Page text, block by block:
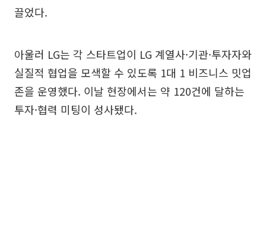
끌었다.
아울러 LG는 각 스타트업이 LG 계열사·기관·투자자와
실질적 협업을 모색할 수 있도록 1대 1 비즈니스 밋업
존을 운영했다. 이날 현장에서는 약 120건에 달하는
투자·협력 미팅이 성사됐다.